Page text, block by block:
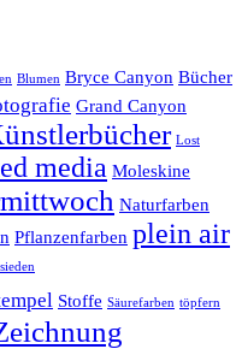
Blumen Bryce Canyon Bücher
Grand Canyon
Lost
media Moleskine
Naturfarben
Pflanzenfarben plein air
Stoffe Säurefarben töpfern